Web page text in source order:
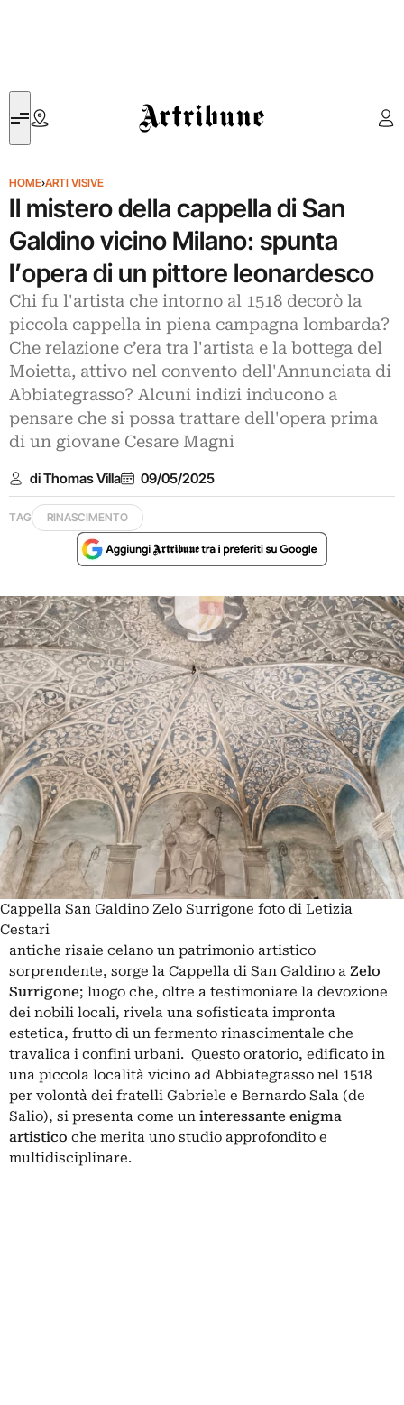
Artribune
HOME›ARTI VISIVE
Il mistero della cappella di San
Galdino vicino Milano: spunta
l’opera di un pittore leonardesco
Chi fu l'artista che intorno al 1518 decorò la
piccola cappella in piena campagna lombarda?
Che relazione c’era tra l'artista e la bottega del
Moietta, attivo nel convento dell'Annunciata di
Abbiategrasso? Alcuni indizi inducono a
pensare che si possa trattare dell'opera prima
di un giovane Cesare Magni
di Thomas Villa 09/05/2025
TAG RINASCIMENTO
Cappella San Galdino Zelo Surrigone foto di Letizia
Cestari
antiche risaie celano un patrimonio artistico
sorprendente, sorge la Cappella di San Galdino a Zelo
Surrigone; luogo che, oltre a testimoniare la devozione
dei nobili locali, rivela una sofisticata impronta
estetica, frutto di un fermento rinascimentale che
travalica i confini urbani. Questo oratorio, edificato in
una piccola località vicino ad Abbiategrasso nel 1518
per volontà dei fratelli Gabriele e Bernardo Sala (de
Salio), si presenta come un interessante enigma
artistico che merita uno studio approfondito e
multidisciplinare.